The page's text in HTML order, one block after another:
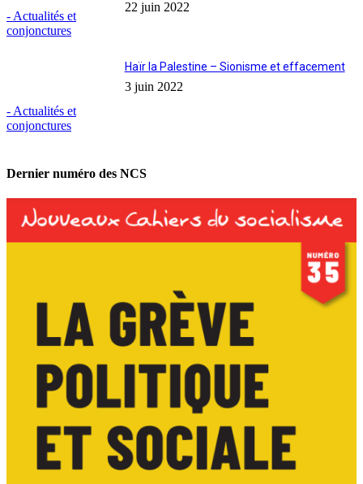
- Actualités et
conjonctures
22 juin 2022
- Actualités et
conjonctures
Haïr la Palestine – Sionisme et effacement
3 juin 2022
Dernier numéro des NCS